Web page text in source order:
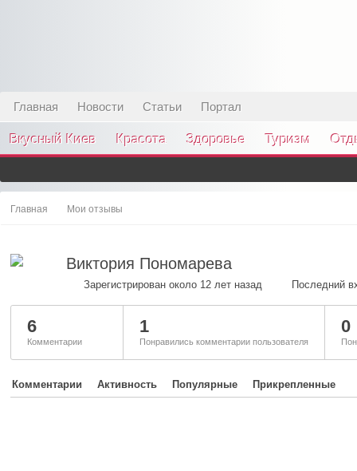
Главная Новости Статьи Портал
Вкусный Киев Красота Здоровье Туризм
Главная Мои отзывы
Виктория Пономарева
Зарегистрирован около 12 лет назад Последний
6
Комментарии
1
Понравились комментарии пользователя
0
Комментарии Активность Популярные Прикрепленные